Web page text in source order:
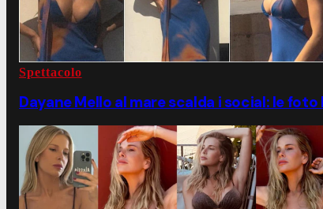
Spettacolo
Dayane Mello al mare scalda i social: le